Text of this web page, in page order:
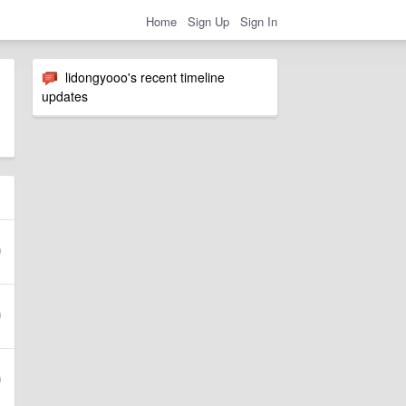
Home Sign Up Sign In
lidongyooo's recent timeline
updates